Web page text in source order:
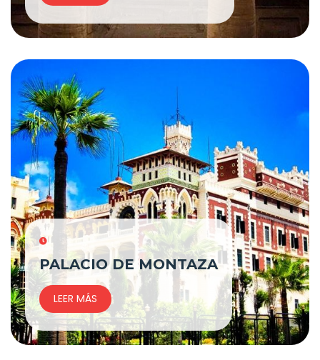
PALACIO DE MONTAZA
LEER MÁS